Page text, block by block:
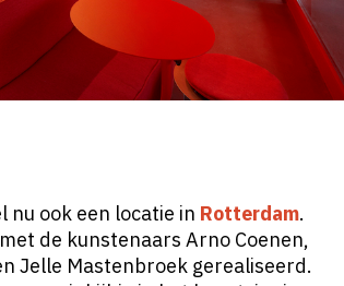
nu ook een locatie in Rotterdam.
de kunstenaars Arno Coenen,
Jelle Mastenbroek gerealiseerd.